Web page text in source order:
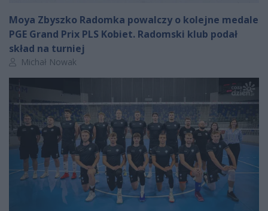
Moya Zbyszko Radomka powalczy o kolejne medale
PGE Grand Prix PLS Kobiet. Radomski klub podał
skład na turniej
Autor artykułu:
Michał Nowak